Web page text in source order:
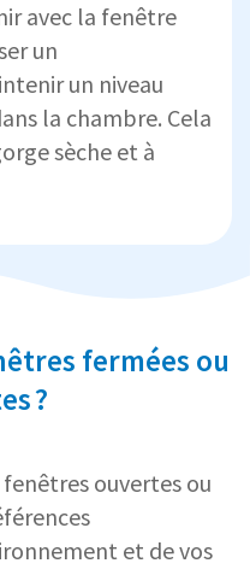
avec la fenêtre
un
un niveau
la chambre. Cela
sèche et à
fermées ou
?
ouvertes ou
et de vos